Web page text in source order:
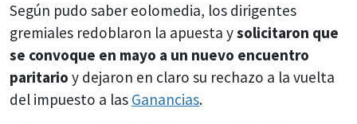
Según pudo saber eolomedia, los dirigentes
gremiales redoblaron la apuesta ysolicitaron que
se convoque en mayo a un nuevo encuentro
paritario y dejaron en claro su rechazo a la vuelta
del impuesto a las Ganancias.